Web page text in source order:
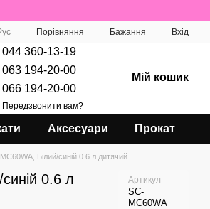
Порівняння Бажання Вхід
044 360-13-19
063 194-20-00
066 194-20-00
Передзвонити вам?
Мій кошик
Аксесуари Прокат
Білий/синій 0.6 л дитячий
0.6 л
Артикул
SC-
MC60WA